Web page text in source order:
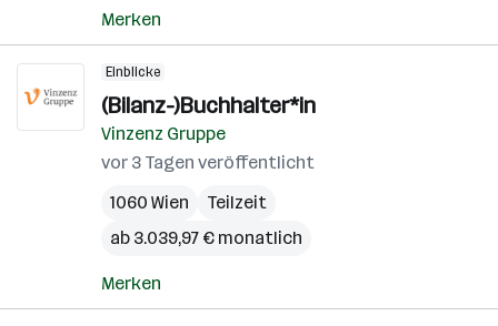
Merken
Einblicke
(Bilanz-)Buchhalter*in
Vinzenz Gruppe
vor 3 Tagen veröffentlicht
1060 Wien
Teilzeit
ab 3.039,97 € monatlich
Merken